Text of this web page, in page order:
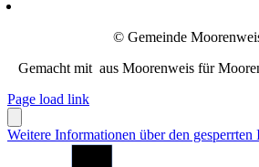
© Gemeinde
Gemacht mit aus Moorenweis für
Page load link
Weitere Informationen über den gesperrten